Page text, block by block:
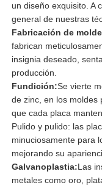
un diseño exquisito. A
general de nuestras
Fabricación de
fabrican
insignia deseado,
producción.
Fundición:Se vierte
de zinc, en los moldes
que cada placa
Pulido y pulido: las
minuciosamente para
mejorando su
Galvanoplastia:Las
metales como oro,